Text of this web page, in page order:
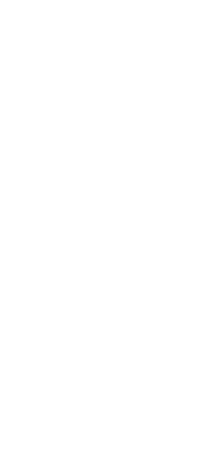
Motor 460V, 10.7nm,